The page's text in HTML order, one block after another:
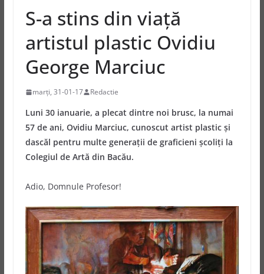
S-a stins din viață
artistul plastic Ovidiu
George Marciuc
marți, 31-01-17 Redactie
Luni 30 ianuarie, a plecat dintre noi brusc, la numai
57 de ani, Ovidiu Marciuc, cunoscut artist plastic și
dascăl pentru multe generații de graficieni școliți la
Colegiul de Artă din Bacău.
Adio, Domnule Profesor!